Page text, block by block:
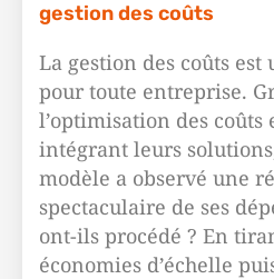
gestion des coûts
La gestion des coûts
pour toute entreprise.
l’optimisation des coûts
intégrant leurs
modèle a observé une
spectaculaire de ses
ont-ils procédé ? En
économies d’échelle